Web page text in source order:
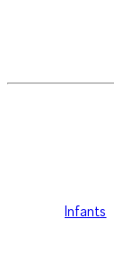
Infants